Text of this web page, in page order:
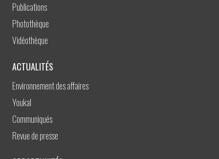
Publications
Photothèque
Vidéothèque
ACTUALITÉS
Environnement des affaires
Youkal
Communiqués
Revue de presse